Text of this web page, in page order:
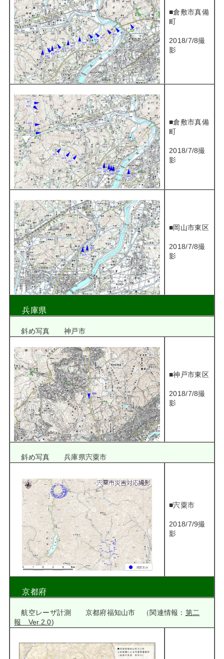
■倉敷市真備
町
2018/7/8撮
影
■倉敷市真備
町
2018/7/8撮
影
■岡山市東区
2018/7/8撮
影
兵庫県
斜め写真 神戸市
■神戸市東区
2018/7/8撮
影
斜め写真 兵庫県宍粟市
■宍粟市
2018/7/9撮
影
京都府
航空レーザ計測 京都府福知山市 （関連情報： 第二
報 Ver.2.0)